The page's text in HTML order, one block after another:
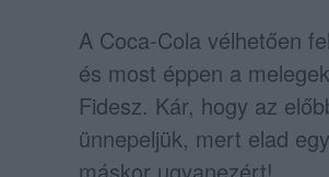
A Coca-Cola vélhetően
és most éppen a
Fidesz. Kár, hogy az
ünnepeljük, mert elad
máskor ugyanezért!